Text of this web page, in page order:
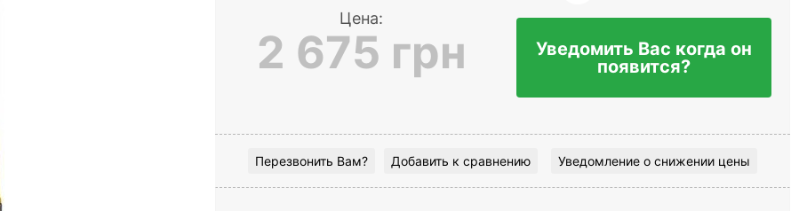
Цена:
2 675 грн
Уведомить Вас когда он
появится?
Перезвонить Вам? Добавить к сравнению Уведомление о снижении цены